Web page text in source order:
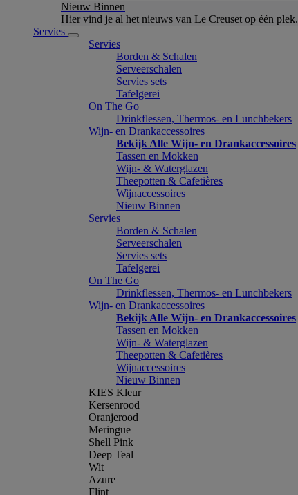
Nieuw Binnen
Hier vind je al het nieuws van Le Creuset op één plek.
Servies
Servies
Borden & Schalen
Serveerschalen
Servies sets
Tafelgerei
On The Go
Drinkflessen, Thermos- en Lunchbekers
Wijn- en Drankaccessoires
Bekijk Alle Wijn- en Drankaccessoires
Tassen en Mokken
Wijn- & Waterglazen
Theepotten & Cafetières
Wijnaccessoires
Nieuw Binnen
Servies
Borden & Schalen
Serveerschalen
Servies sets
Tafelgerei
On The Go
Drinkflessen, Thermos- en Lunchbekers
Wijn- en Drankaccessoires
Bekijk Alle Wijn- en Drankaccessoires
Tassen en Mokken
Wijn- & Waterglazen
Theepotten & Cafetières
Wijnaccessoires
Nieuw Binnen
KIES Kleur
Kersenrood
Oranjerood
Meringue
Shell Pink
Deep Teal
Wit
Azure
Flint